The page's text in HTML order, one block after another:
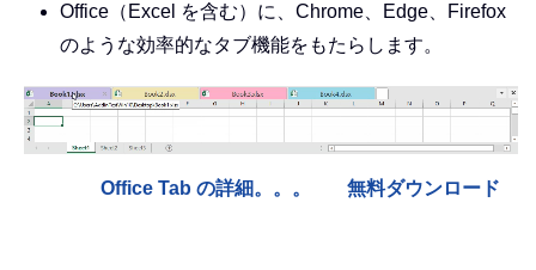
Office（Excel を含む）に、Chrome、Edge、Firefox
のような効率的なタブ機能をもたらします。
Office Tab の詳細。。。 無料ダウンロード